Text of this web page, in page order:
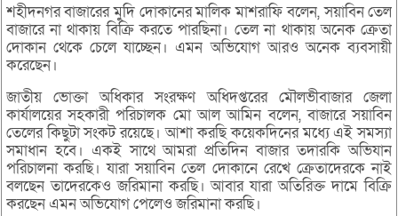
শহীদনগর বাজারের মুদি দোকানের মালিক মাশরাফি বলেন, সয়াবিন তেল
বাজারে না থাকায় বিক্রি করতে পারছিনা। তেল না থাকায় অনেক ক্রেতা
দোকান থেকে চেলে যাচ্ছেন। এমন অভিযোগ আরও অনেক ব্যবসায়ী
করেছেন।
জাতীয় ভোক্তা অধিকার সংরক্ষণ অধিদপ্তরের মৌলভীবাজার জেলা
কার্যালয়ের সহকারী পরিচালক মো আল আমিন বলেন, বাজারে সয়াবিন
তেলের কিছুটা সংকট রয়েছে। আশা করছি কয়েকদিনের মধ্যে এই সমস্যা
সমাধান হবে। একই সাথে আমরা প্রতিদিন বাজার তদারকি অভিযান
পরিচালনা করছি। যারা সয়াবিন তেল দোকানে রেখে ক্রেতাদেরকে নাই
বলছেন তাদেরকেও জরিমানা করছি। আবার যারা অতিরিক্ত দামে বিক্রি
করছেন এমন অভিযোগ পেলেও জরিমানা করছি।